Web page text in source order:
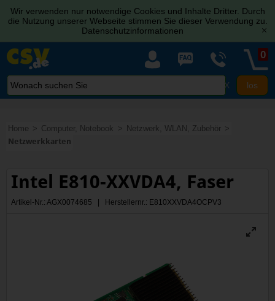
Wir verwenden nur notwendige Cookies und Inhalte Dritter. Durch
die Nutzung unserer Webseite stimmen Sie dieser Verwendung zu.
Datenschutzinformationen
[x]
X
0
Home Computer, Notebook
Netzwerk, WLAN, Zubehör
Netzwerkkarten
Intel E810-XXVDA4, Faser
Artikel-Nr.: AGX0074685 | Herstellernr.: E810XXVDA4OCPV3